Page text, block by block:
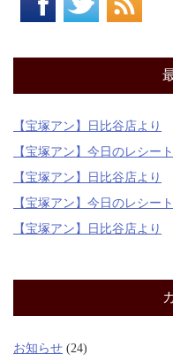
【宝塚アン】日比谷店より
【宝塚アン】今日のレシー
【宝塚アン】日比谷店より
【宝塚アン】今日のレシー
【宝塚アン】日比谷店より
お知らせ (24)